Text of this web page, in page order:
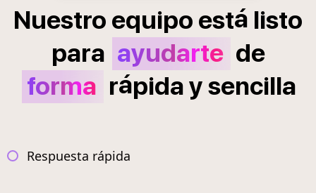
Nuestro equipo está listo
para ayudarte de
forma rápidaysencilla
Respuesta rápida